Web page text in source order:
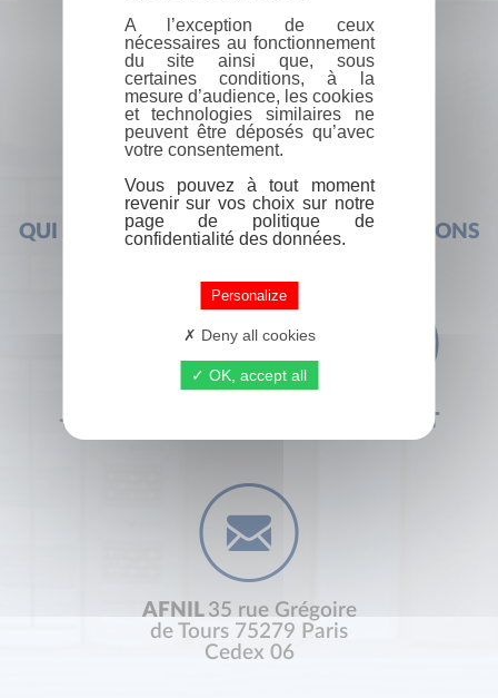
QUI SOMMES-NOUS ? FOIRE AUX QUESTIONS
+33 (0) 1 44 41 29 19 CONTACT
AFNIL 35 rue Grégoire
de Tours 75279 Paris
Cedex 06
A l’exception de ceux
nécessaires au fonctionnement
du site ainsi que, sous
certaines conditions, à la
mesure d’audience, les cookies
et technologies similaires ne
peuvent être déposés qu’avec
votre consentement.
Vous pouvez à tout moment
revenir sur vos choix sur notre
page de politique de
confidentialité des données.
Personalize
Deny all cookies
OK, accept all